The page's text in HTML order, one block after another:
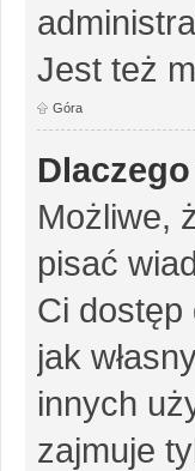
Jest też
Góra
Możliwe,
pisać
Ci dostęp
jak
innych
zajmuje